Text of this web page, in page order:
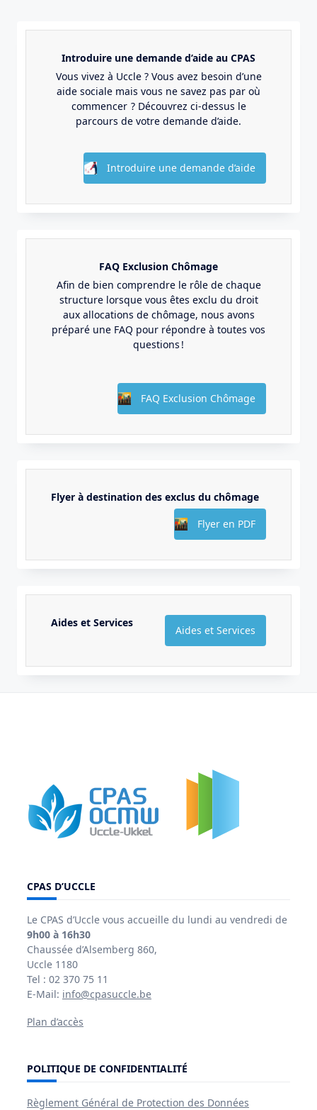
Introduire une demande d’aide au CPAS
Vous vivez à Uccle ? Vous avez besoin d’une
aide sociale mais vous ne savez pas par où
commencer ? Découvrez ci-dessus le
parcours de votre demande d’aide.
Introduire une demande d’aide
FAQ Exclusion Chômage
Afin de bien comprendre le rôle de chaque
structure lorsque vous êtes exclu du droit
aux allocations de chômage, nous avons
préparé une FAQ pour répondre à toutes vos
questions !
FAQ Exclusion Chômage
Flyer à destination des exclus du chômage
Flyer en PDF
Aides et Services
Aides et Services
CPAS D’UCCLE
Le CPAS d’Uccle vous accueille du lundi au vendredi de
9h00 à 16h30
Chaussée d’Alsemberg 860,
Uccle 1180
Tel : 02 370 75 11
E-Mail: info@cpasuccle.be
Plan d’accès
POLITIQUE DE CONFIDENTIALITÉ
Règlement Général de Protection des Données